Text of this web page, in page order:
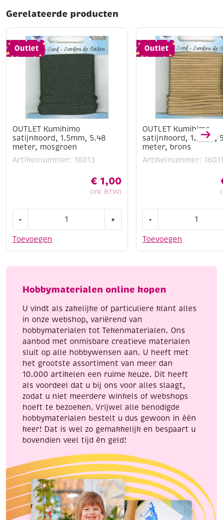
Gerelateerde producten
Outlet
OUTLET Kumihimo
satijnkoord, 1.5mm, 5.48
meter, mosgroen
Artikelnummer: 16013
€ 1,00
(Inc BTW)
Toevoegen
-
satijnkoord,
meter,
aantal
+
Outlet
OUTLET Kumihimo
satijnkoord, 1.5mm,
meter, brons
Artikelnummer:
Toevoegen
-
satijnkoord,
meter,
aantal
Hobbymaterialen online kopen
U vindt als zakelijke of particuliere klant alles
in onze webshop, variërend van
hobbymaterialen tot Tekenmaterialen. Ons
aanbod met onmisbare creatieve materialen
sluit op alle hobbywensen aan. U heeft met
het grootste assortiment van meer dan
10.000 artikelen een ruime keuze. Dit heeft
als voordeel dat u bij ons voor alles slaagt,
zodat u niet meerdere winkels of webshops
hoeft te bezoeken. Vrijwel alle benodigde
hobbymaterialen bestelt u dus gewoon in één
keer! Dat is wel zo gemakkelijk en bespaart u
bovendien veel tijd én geld!